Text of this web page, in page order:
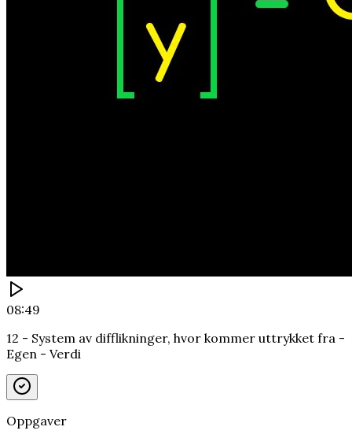
08:49
12 - System av difflikninger, hvor kommer uttrykket fra -
Egen - Verdi
Oppgaver